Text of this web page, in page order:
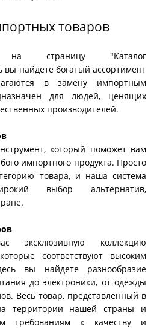
товаров
на страницу "Каталог
найдете богатый ассортимент
в замену импортным
для людей, ценящих
производителей.
который поможет вам
импортного продукта. Просто
товара, и наша система
выбор альтернатив,
коллекцию
соответствуют высоким
вы найдете разнообразие
до электроники, от одежды
Весь товар, представленный в
территории нашей страны и
требованиям к качеству и